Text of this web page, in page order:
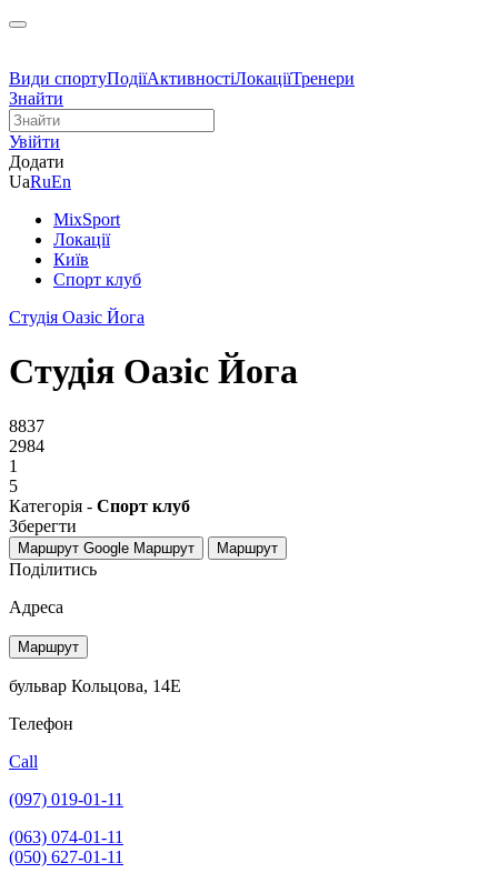
Види спортуПодіїАктивностіЛокаціїТренери
Знайти
Увійти
Додати
UaRuEn
MixSport
Локації
Київ
Спорт клуб
Студія Оазіс Йога
Студія Оазіс Йога
8837
2984
1
5
Категорія - Спорт клуб
Зберегти
Маршрут Google Маршрут Маршрут
Поділитись
Адреса
Маршрут
бульвар Кольцова, 14Е
Телефон
Call
(097) 019-01-11
(063) 074-01-11
(050) 627-01-11